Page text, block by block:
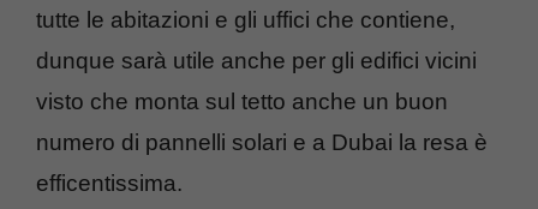
tutte le abitazioni e gli uffici che contiene,
dunque sarà utile anche per gli edifici vicini
visto che monta sul tetto anche un buon
numero di pannelli solari e a Dubai la resa è
efficentissima.